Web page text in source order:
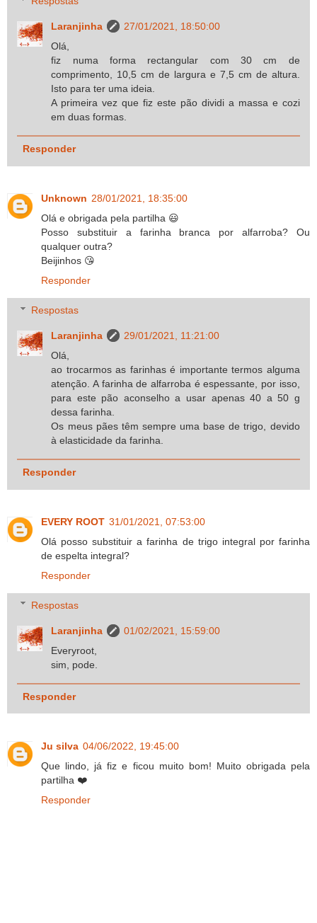
Laranjinha
27/01/2021, 18:50:00
Olá,
fiz numa forma rectangular com 30 cm de
comprimento, 10,5 cm de largura e 7,5 cm de altura.
Isto para ter uma ideia.
A primeira vez que fiz este pão dividi a massa e cozi
em duas formas.
Responder
Unknown 28/01/2021, 18:35:00
Olá e obrigada pela partilha 😃
Posso substituir a farinha branca por alfarroba? Ou
qualquer outra?
Beijinhos 😘
Responder
Respostas
Laranjinha
29/01/2021, 11:21:00
Olá,
ao trocarmos as farinhas é importante termos alguma
atenção. A farinha de alfarroba é espessante, por isso,
para este pão aconselho a usar apenas 40 a 50 g
dessa farinha.
Os meus pães têm sempre uma base de trigo, devido
à elasticidade da farinha.
Responder
EVERY ROOT 31/01/2021, 07:53:00
Olá posso substituir a farinha de trigo integral por farinha
de espelta integral?
Responder
Respostas
Laranjinha
01/02/2021, 15:59:00
Everyroot,
sim, pode.
Responder
Ju silva 04/06/2022, 19:45:00
Que lindo, já fiz e ficou muito bom! Muito obrigada pela
partilha ❤️
Responder